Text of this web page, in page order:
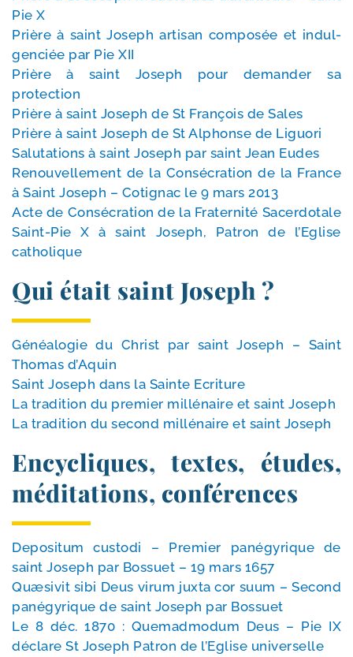
Pie X
Prière à saint Joseph arti­san com­po­sée et indul­
gen­ciée par Pie XII
Prière à saint Joseph pour deman­der sa
protection
Prière à saint Joseph de St François de Sales
Prière à saint Joseph de St Alphonse de Liguori
Salutations à saint Joseph par saint Jean Eudes
Renouvellement de la Consécration de la France
à Saint Joseph – Cotignac le 9 mars 2013
Acte de Consécration de la Fraternité Sacerdotale
Saint-​Pie X à saint Joseph, Patron de l’Eglise
catholique
Qui était saint Joseph ?
Généalogie du Christ par saint Joseph – Saint
Thomas d’Aquin
Saint Joseph dans la Sainte Ecriture
La tra­di­tion du pre­mier mil­lé­naire et saint Joseph
La tra­di­tion du second mil­lé­naire et saint Joseph
Encycliques, textes, études,
méditations, conférences
Depositum cus­to­di – Premier pané­gy­rique de
saint Joseph par Bossuet – 19 mars 1657
Quæsivit sibi Deus virum jux­ta cor suum – Second
pané­gy­rique de saint Joseph par Bossuet
Le 8 déc. 1870 : Quemadmodum Deus – Pie IX
déclare St Joseph Patron de l’Eglise universelle